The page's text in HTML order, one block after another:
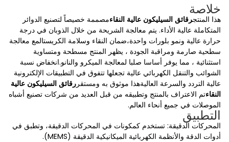
خلاصة
هذا المنتجرقائق السيليكون عالية النقاءمصممة خصيصاً لتصنيع الدوائر
المتكاملة عالية الأداء. يتم معالجة الشريحة من خلال الذوبان في درجة
حرارة عالية ونمو بلورات واحدة،ضمان النقاء وسلامة الكريستالمع معالجة
سطحية صارمة ومراقبة الجودة ، يظهر المنتج مسطحة ومتساوية
استثنائية ، مما يوفر أساسا صلبا لمعالجة الميكرو والنانو.انخفاض نسبة
الشوائب والتنقل الكهربائي عالية تجعلها تتفوق في التطبيقات الإلكترونية
عالية التردد والسرعة العاليةهذا موثوق به ومستقررقائق السيليكون عالية
النقاءتم الاعتراف بالمنتج وتطبيقه من قبل العديد من شركات تصنيع أشباه
الموصلات في جميع أنحاء العالم.
التطبيق
المحركات الدقيقة: تستخدم كمكونات في المحركات الدقيقة، وتطبق في
أدوات الدقة والأنظمة الكهربائية الميكانيكية الدقيقة (MEMS).